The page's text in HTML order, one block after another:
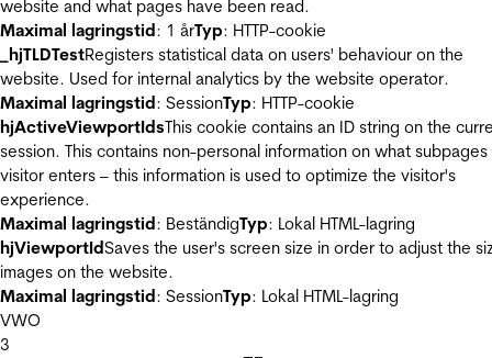
website and what pages have been read.
Maximal lagringstid: 1 årTyp: HTTP-cookie
_hjTLDTestRegisters statistical data on users' behaviour on the
website. Used for internal analytics by the website operator.
Maximal lagringstid: SessionTyp: HTTP-cookie
hjActiveViewportIdsThis cookie contains an ID string on the
session. This contains non-personal information on what
visitor enters – this information is used to optimize the visitor's
experience.
Maximal lagringstid: BeständigTyp: Lokal HTML-lagring
hjViewportIdSaves the user's screen size in order to adjust the
images on the website.
Maximal lagringstid: SessionTyp: Lokal HTML-lagring
VWO
3